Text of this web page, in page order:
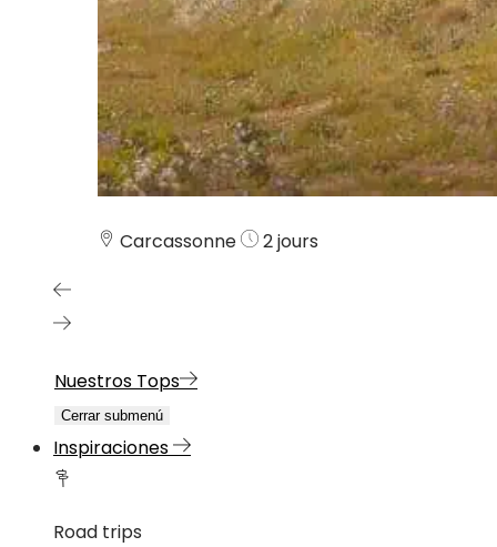
Carcassonne 2 jours
Nuestros Tops
Cerrar submenú
Inspiraciones
Road trips